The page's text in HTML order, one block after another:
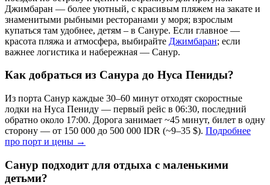
Джимбаран — более уютный, с красивым пляжем на закате и
знаменитыми рыбными ресторанами у моря; взрослым
купаться там удобнее, детям – в Сануре. Если главное —
красота пляжа и атмосфера, выбирайте Джимбаран; если
важнее логистика и набережная — Санур.
Как добраться из Санура до Нуса Пениды?
Из порта Санур каждые 30–60 минут отходят скоростные
лодки на Нуса Пениду — первый рейс в 06:30, последний
обратно около 17:00. Дорога занимает ~45 минут, билет в одну
сторону — от 150 000 до 500 000 IDR (~9–35 $). Подробнее
про порт и цены →
Санур подходит для отдыха с маленькими
детьми?